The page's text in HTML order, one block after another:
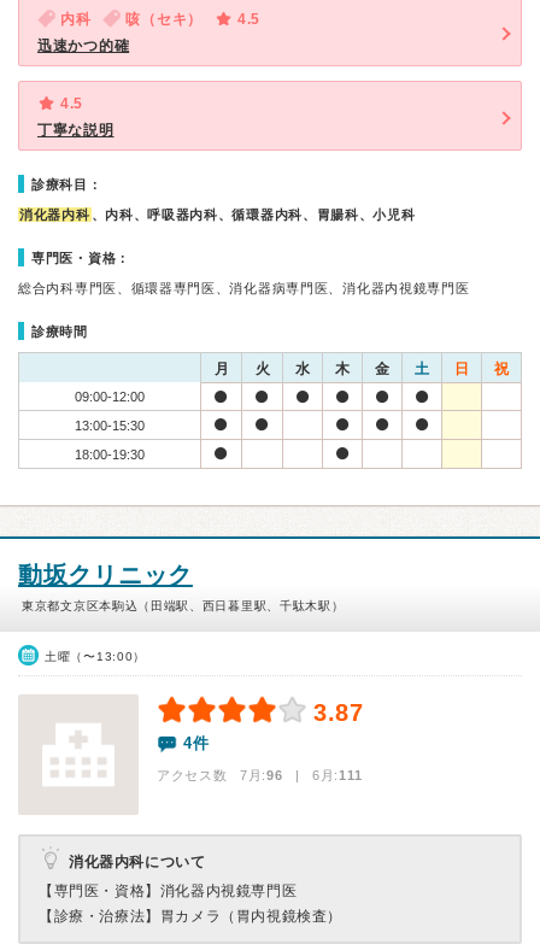
内科 咳（セキ）
4.5
迅速かつ的確
4.5
丁寧な説明
診療科目：
消化器内科 、内科、呼吸器内科、循環器内科、胃腸科、小児科
専門医・資格：
総合内科専門医、循環器専門医、消化器病専門医、消化器内視鏡専門医
診療時間
月 火 水 木 金 土 日 祝
09:00-12:00
13:00-15:30
18:00-19:30
動坂クリニック
東京都文京区本駒込（田端駅、西日暮里駅、千駄木駅）
土曜（〜13:00）
3.87
4件
アクセス数 7月:96 | 6月:111
消化器内科について
【専門医・資格】 消化器内視鏡専門医
【診療・治療法】 胃カメラ（胃内視鏡検査）